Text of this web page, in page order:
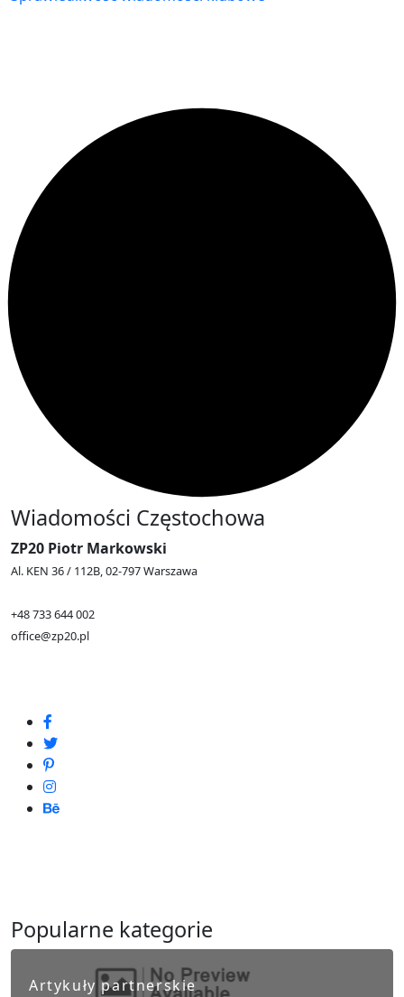
Wiadomości Częstochowa
ZP20 Piotr Markowski
Al. KEN 36 / 112B, 02-797 Warszawa
+48 733 644 002
office@zp20.pl
Popularne kategorie
Artykuły partnerskie